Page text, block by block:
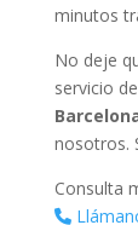
minutos
No deje
servicio de
nosotros.
Consulta